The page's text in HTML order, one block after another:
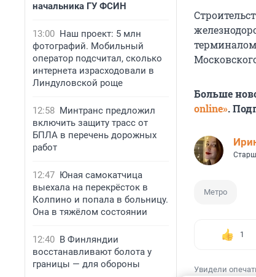
начальника ГУ ФСИН
13:00 Наш проект: 5 млн
фотографий. Мобильный
оператор подсчитал, сколько
интернета израсходовали в
Линдуловской роще
12:58 Минтранс предложил
включить защиту трасс от
БПЛА в перечень дорожных
работ
12:47 Юная самокатчица
выехала на перекрёсток в
Колпино и попала в больницу.
Она в тяжёлом состоянии
12:40 В Финляндии
восстанавливают болота у
границы — для обороны
Больше
online».
Метро
1
Увидели